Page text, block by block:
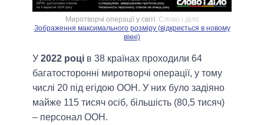
Миротворчі операції у світі Слово і діло
Зображення максимального розміру (відкриється в новому
вікні)
У 2022 році в 38 країнах проходили 64
багатосторонні миротворчі операції, у тому
числі 20 під егідою ООН. У них було задіяно
майже 115 тисяч осіб, більшість (80,5 тисяч)
– персонал ООН.